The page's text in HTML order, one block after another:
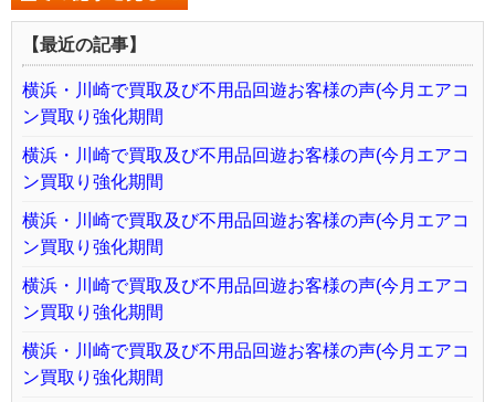
【最近の記事】
横浜・川崎で買取及び不用品回遊お客様の声(今月エアコ
ン買取り強化期間
横浜・川崎で買取及び不用品回遊お客様の声(今月エアコ
ン買取り強化期間
横浜・川崎で買取及び不用品回遊お客様の声(今月エアコ
ン買取り強化期間
横浜・川崎で買取及び不用品回遊お客様の声(今月エアコ
ン買取り強化期間
横浜・川崎で買取及び不用品回遊お客様の声(今月エアコ
ン買取り強化期間